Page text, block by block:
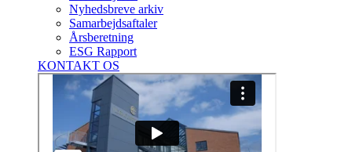
Nyhedsbreve arkiv
Samarbejdsaftaler
Årsberetning
ESG Rapport
KONTAKT OS